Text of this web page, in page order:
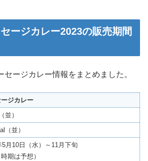
ージカレー2023の販売期間
セージカレー情報をまとめました。
ジカレー
並）
（並）
5月10日（水）～11月下旬
時期は予想）